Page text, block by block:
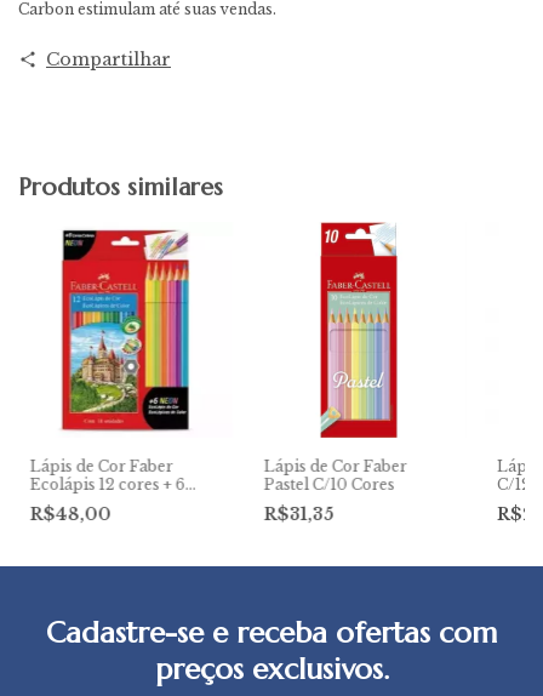
Carbon estimulam até suas vendas.
Compartilhar
Produtos similares
Lápis de Cor Faber
Ecolápis 12 cores + 6
Neon
R$48,00
Lápis de Cor Faber
Pastel C/10 Cores
R$31,35
Lápis
C/12
Cadastre-se e receba ofertas com
preços exclusivos.